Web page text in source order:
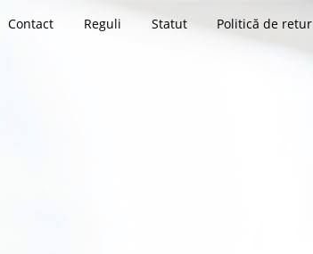
Contact Reguli Statut Politică de retur